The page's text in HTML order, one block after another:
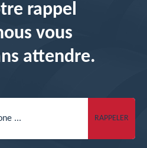
rappel
vous
attendre.